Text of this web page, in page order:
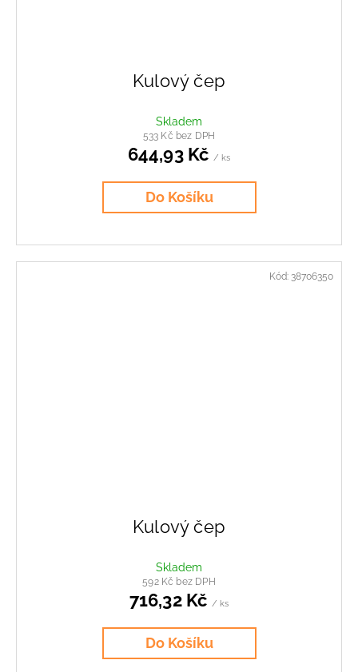
Kulový čep
Skladem
533 Kč bez DPH
644,93 Kč / ks
Do Košíku
Kulový čep
Skladem
592 Kč bez DPH
716,32 Kč / ks
Do Košíku
Kód: 38706350